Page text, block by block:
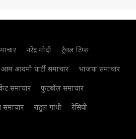
नरेंद्र मोदी
ट्रैवल टिप्स
आम आदमी पार्टी समाचार
भाजपा समाचार
समाचार
फुटबॉल समाचार
समाचार राहुल गांधी
रेसिपी